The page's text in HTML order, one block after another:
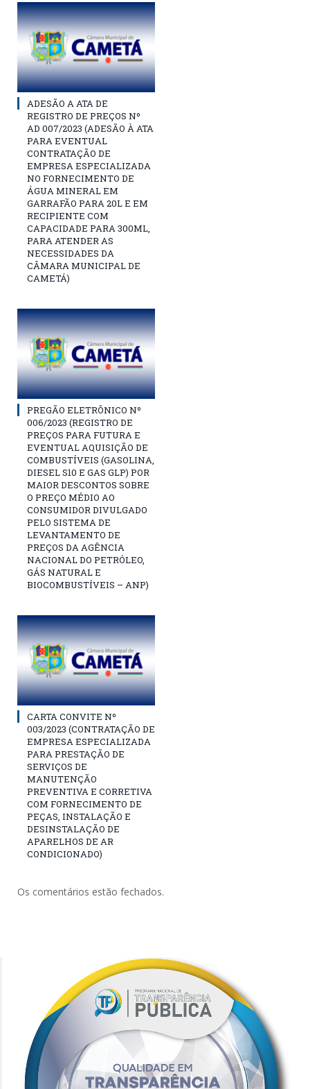
ADESÃO A ATA DE
REGISTRO DE PREÇOS Nº
AD 007/2023 (ADESÃO À ATA
PARA EVENTUAL
CONTRATAÇÃO DE
EMPRESA ESPECIALIZADA
NO FORNECIMENTO DE
ÁGUA MINERAL EM
GARRAFÃO PARA 20L E EM
RECIPIENTE COM
CAPACIDADE PARA 300ML,
PARA ATENDER AS
NECESSIDADES DA
CÂMARA MUNICIPAL DE
CAMETÁ)
PREGÃO ELETRÔNICO Nº
006/2023 (REGISTRO DE
PREÇOS PARA FUTURA E
EVENTUAL AQUISIÇÃO DE
COMBUSTÍVEIS (GASOLINA,
DIESEL S10 E GAS GLP) POR
MAIOR DESCONTOS SOBRE
O PREÇO MÉDIO AO
CONSUMIDOR DIVULGADO
PELO SISTEMA DE
LEVANTAMENTO DE
PREÇOS DA AGÊNCIA
NACIONAL DO PETRÓLEO,
GÁS NATURAL E
BIOCOMBUSTÍVEIS – ANP)
CARTA CONVITE Nº
003/2023 (CONTRATAÇÃO DE
EMPRESA ESPECIALIZADA
PARA PRESTAÇÃO DE
SERVIÇOS DE
MANUTENÇÃO
PREVENTIVA E CORRETIVA
COM FORNECIMENTO DE
PEÇAS, INSTALAÇÃO E
DESINSTALAÇÃO DE
APARELHOS DE AR
CONDICIONADO)
Os comentários estão fechados.